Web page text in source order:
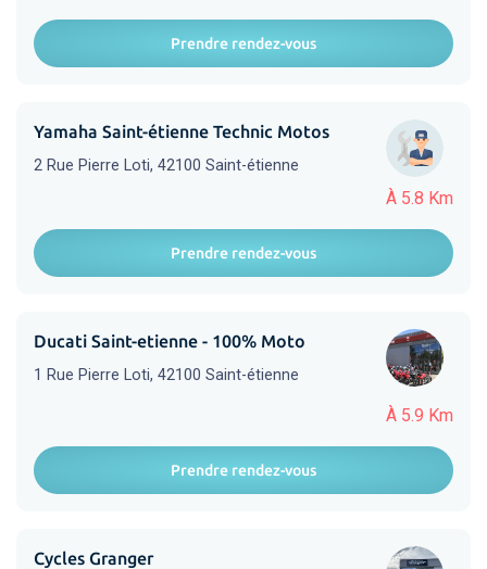
Prendre rendez-vous
À 5.8 Km
Yamaha Saint-étienne Technic Motos
2 Rue Pierre Loti, 42100 Saint-étienne
Prendre rendez-vous
À 5.9 Km
Ducati Saint-etienne - 100% Moto
1 Rue Pierre Loti, 42100 Saint-étienne
Prendre rendez-vous
Cycles Granger